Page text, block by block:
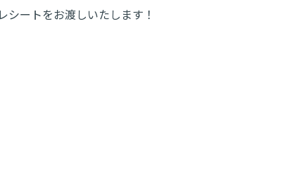
ートをお渡しいたします！